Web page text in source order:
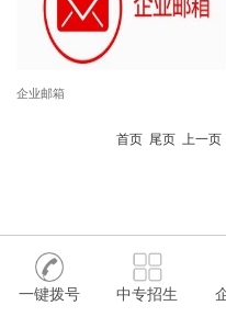
企业邮箱
首页 尾页 上一
一键拨号 中专招生